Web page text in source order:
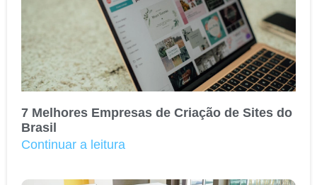
7 Melhores Empresas de Criação de Sites do
Brasil
Continuar a leitura